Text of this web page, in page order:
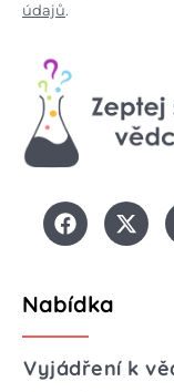
údajů.
Nabídka
Vyjádření k